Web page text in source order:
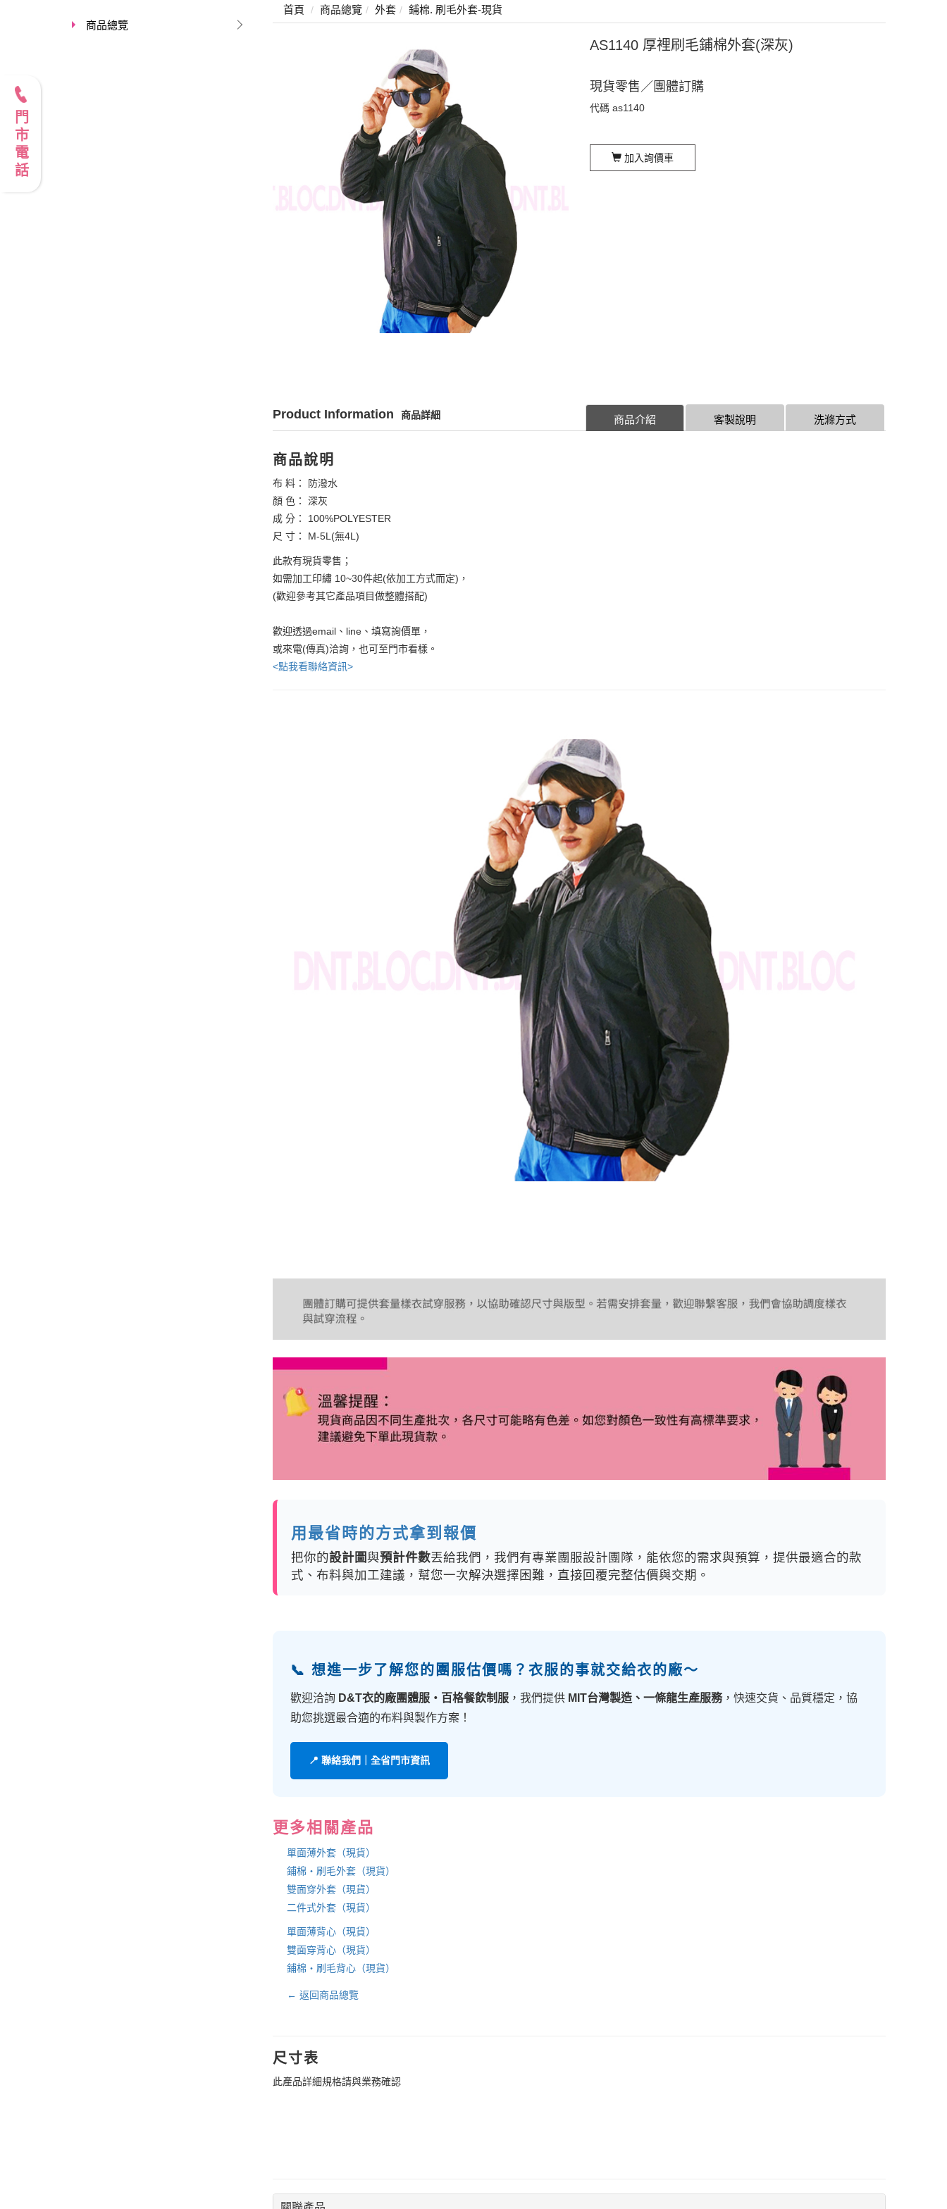
商品總覽
首頁 商品總覽 外套 鋪棉. 刷毛外套-現貨
AS1140 厚裡刷毛鋪棉外套(深灰)
現貨零售／團體訂購
代碼 as1140
加入詢價車
Product Information 商品詳細 洗滌方式
客製說明
商品介紹
商品說明
布 料： 防潑水
顏 色： 深灰
成 分： 100%POLYESTER
尺 寸： M-5L(無4L)
此款有現貨零售；
如需加工印繡 10~30件起(依加工方式而定)，
(歡迎參考其它產品項目做整體搭配)
歡迎透過email、line、填寫詢價單，
或來電(傳真)洽詢，也可至門市看樣。
<點我看聯絡資訊>
用最省時的方式拿到報價
把你的設計圖與預計件數丟給我們，我們有專業團服設計團隊，能依您的需求與預算，提供最適合的款
式、布料與加工建議，幫您一次解決選擇困難，直接回覆完整估價與交期。
📞 想進一步了解您的團服估價嗎？衣服的事就交給衣的廠～
歡迎洽詢 D&T衣的廠團體服・百格餐飲制服 ，我們提供 MIT台灣製造、一條龍生產服務，快速交貨、品質穩定，協
助您挑選最合適的布料與製作方案！
📍 聯絡我們｜全省門市資訊
更多相關產品
單面薄外套（現貨）
鋪棉・刷毛外套（現貨）
雙面穿外套（現貨）
二件式外套（現貨）
單面薄背心（現貨）
雙面穿背心（現貨）
鋪棉・刷毛背心（現貨）
← 返回商品總覽
尺寸表
此產品詳細規格請與業務確認
門市電話